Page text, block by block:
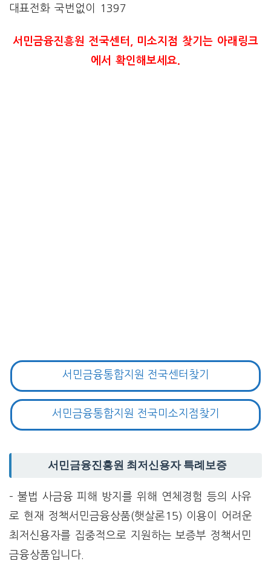
대표전화 국번없이 1397
서민금융진흥원 전국센터, 미소지점 찾기는 아래링크
에서 확인해보세요.
서민금융통합지원 전국센터찾기
서민금융통합지원 전국미소지점찾기
서민금융진흥원 최저신용자 특례보증
– 불법 사금융 피해 방지를 위해 연체경험 등의 사유
로 현재 정책서민금융상품(햇살론15) 이용이 어려운
최저신용자를 집중적으로 지원하는 보증부 정책서민
금융상품입니다.